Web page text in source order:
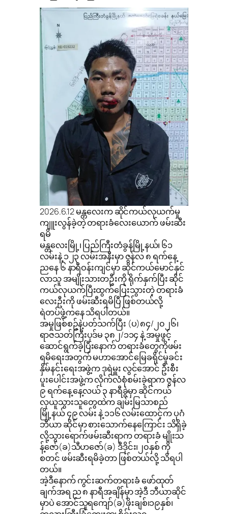
2026.6.12 မန္တလေးက ဆိုင်ကယ်လုယက်မှု
ကျူးလွန်ခဲ့တဲ့ တရားခံလေးယောက် ဖမ်းဆီး
ရမိ
မန္တလေးမြို့၊ ပြည်ကြီးတံခွန်မြို့နယ်၊ ၆၁
လမ်းနဲ့ ၁၂၃ လမ်းအနီးမှာ ဇွန်လ ၈ ရက်နေ့
ညနေ ၆ နာရီဝန်းကျင်မှာ ဆိုင်ကယ်မောင်နှင်
လာသူ အမျိုးသားတဦးကို ရိုက်နှက်ပြီး ဆိုင်
ကယ်လုယက်ပြီးထွက်ပြေးသွားတဲ့ တရားခံ
လေးဦးကို ဖမ်းဆီးရမိပြီ ဖြစ်တယ်လို့
ရဲတပ်ဖွဲ့ကနေ သိရပါတယ်။
အမှုဖြစ်စဥ်နဲ့ပတ်သက်ပြီး (ပ)၈၄/၂၀၂၆၊
ရာဇသတ်ကြီးပုဒ်မ ၃၈၂/၁၁၄ နဲ့ အမှုဖွင့်
ဆောင်ရွက်ခဲ့ပြီးနောက် တရားခံတွေကိုဖမ်း
ရမိရေးအတွက် မဟာအောင်မြေခရိုင်မူခင်း
နှိမ်နင်းရေးအဖွဲ့က ဒုရဲမှူး လွင်အောင် ဦးစီး
ပူးပေါင်းအဖွဲ့က လိုက်လံစုံစမ်းခဲ့ရာက ဇွန်လ
၉ ရက်နေ့ နေ့လယ် ၃ နာရီခွဲမှာ ဆိုင်ကယ်
လုယူသွားသူတွေထဲက ချမ်းမြသာစည်
မြို့နယ် ၄၉ လမ်း နဲ့ ၁၁၆ လမ်းထောင့်က ပုဂံ
ဘီယာ ဆိုင်မှာ စားသောက်နေကြောင်း သိရှိခဲ့
လို့သွားရောက်ဖမ်းဆီးရာက တရားခံ မျိုးသ
န့်ဇော်(ခ)သီဟဇော်(ခ) ဒီဒိုင်း၊၂၀နှစ် ကို
စတင် ဖမ်းဆီးရမိခဲ့တာ ဖြစ်တယ်လို့ သိရပါ
တယ်။
အဲ့ဒီနောက် ကွင်းဆက်တရားခံ ဖော်ထုတ်
ချက်အရ ည ၈ နာရီအချိန်မှာ အဲ့ဒီ ဘီယာဆိုင်
မှာပဲ အောင်သူရကျော်(ခ)ဖိုးချစ်၊၁၉နှစ်၊